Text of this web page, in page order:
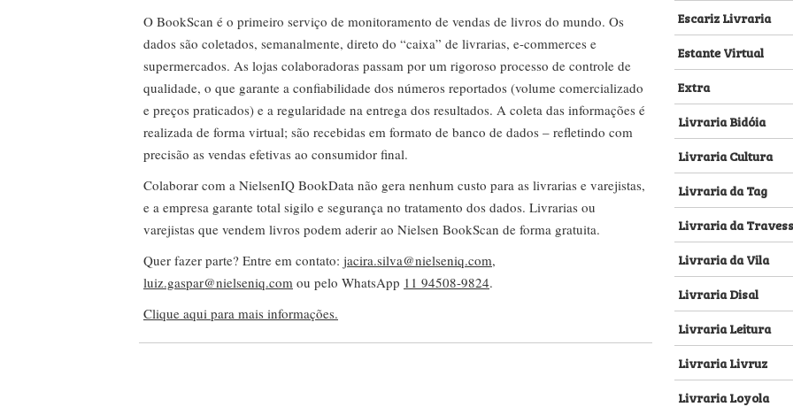
O BookScan é o primeiro serviço de monitoramento de vendas de livros do mundo. Os
dados são coletados, semanalmente, direto do “caixa” de livrarias, e-commerces e
supermercados. As lojas colaboradoras passam por um rigoroso processo de controle de
qualidade, o que garante a confiabilidade dos números reportados (volume comercializado
e preços praticados) e a regularidade na entrega dos resultados. A coleta das informações é
realizada de forma virtual; são recebidas em formato de banco de dados – refletindo com
precisão as vendas efetivas ao consumidor final.
Colaborar com a NielsenIQ BookData não gera nenhum custo para as livrarias e varejistas,
e a empresa garante total sigilo e segurança no tratamento dos dados. Livrarias ou
varejistas que vendem livros podem aderir ao Nielsen BookScan de forma gratuita.
Quer fazer parte? Entre em contato: jacira.silva@nielseniq.com,
luiz.gaspar@nielseniq.com ou pelo WhatsApp 11 94508-9824.
Clique aqui para mais informações.
Escariz Livraria
Estante Virtual
Extra
Livraria Bidóia
Livraria Cultura
Livraria da Tag
Livraria da
Livraria da Vila
Livraria Disal
Livraria Leitura
Livraria Livruz
Livraria Loyola